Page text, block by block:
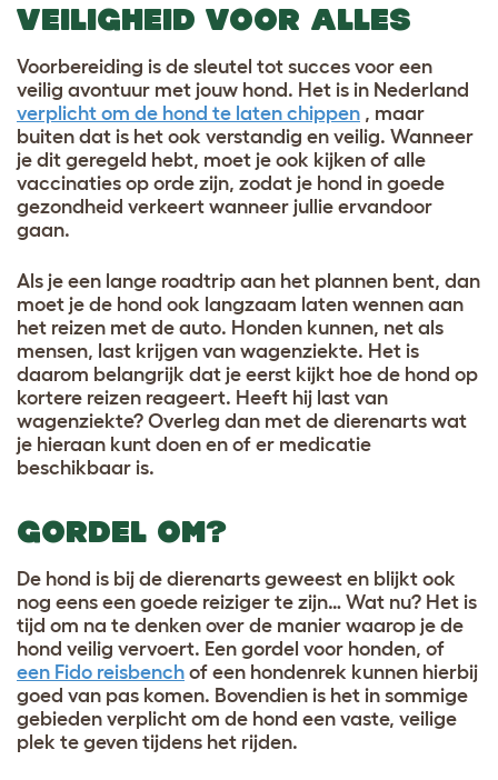
VEILIGHEID VOOR ALLES
Voorbereiding is de sleutel tot succes voor een
veilig avontuur met jouw hond. Het is in Nederland
verplicht om de hond te laten chippen , maar
buiten dat is het ook verstandig en veilig. Wanneer
je dit geregeld hebt, moet je ook kijken of alle
vaccinaties op orde zijn, zodat je hond in goede
gezondheid verkeert wanneer jullie ervandoor
gaan.
Als je een lange roadtrip aan het plannen bent, dan
moet je de hond ook langzaam laten wennen aan
het reizen met de auto. Honden kunnen, net als
mensen, last krijgen van wagenziekte. Het is
daarom belangrijk dat je eerst kijkt hoe de hond op
kortere reizen reageert. Heeft hij last van
wagenziekte? Overleg dan met de dierenarts wat
je hieraan kunt doen en of er medicatie
beschikbaar is.
GORDEL OM?
De hond is bij de dierenarts geweest en blijkt ook
nog eens een goede reiziger te zijn… Wat nu? Het is
tijd om na te denken over de manier waarop je de
hond veilig vervoert. Een gordel voor honden, of
een Fido reisbench of een hondenrek kunnen hierbij
goed van pas komen. Bovendien is het in sommige
gebieden verplicht om de hond een vaste, veilige
plek te geven tijdens het rijden.